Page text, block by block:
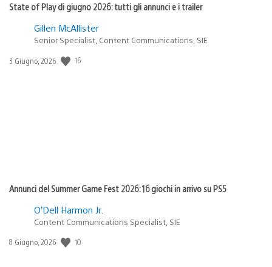
State of Play di giugno 2026: tutti gli annunci e i trailer
Gillen McAllister
Senior Specialist, Content Communications, SIE
Data
3 Giugno, 2026 16
Annunci del Summer Game Fest 2026: 16 giochi in arrivo su PS5
O’Dell Harmon Jr.
Content Communications Specialist, SIE
Data
8 Giugno, 2026 10